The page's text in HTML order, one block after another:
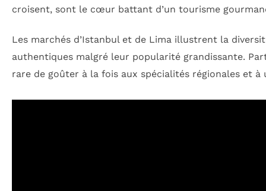
croisent, sont le cœur battant d’un tourisme
Les marchés d’Istanbul et de Lima illustrent la
authentiques malgré leur popularité grandissante.
rare de goûter à la fois aux spécialités régionales et